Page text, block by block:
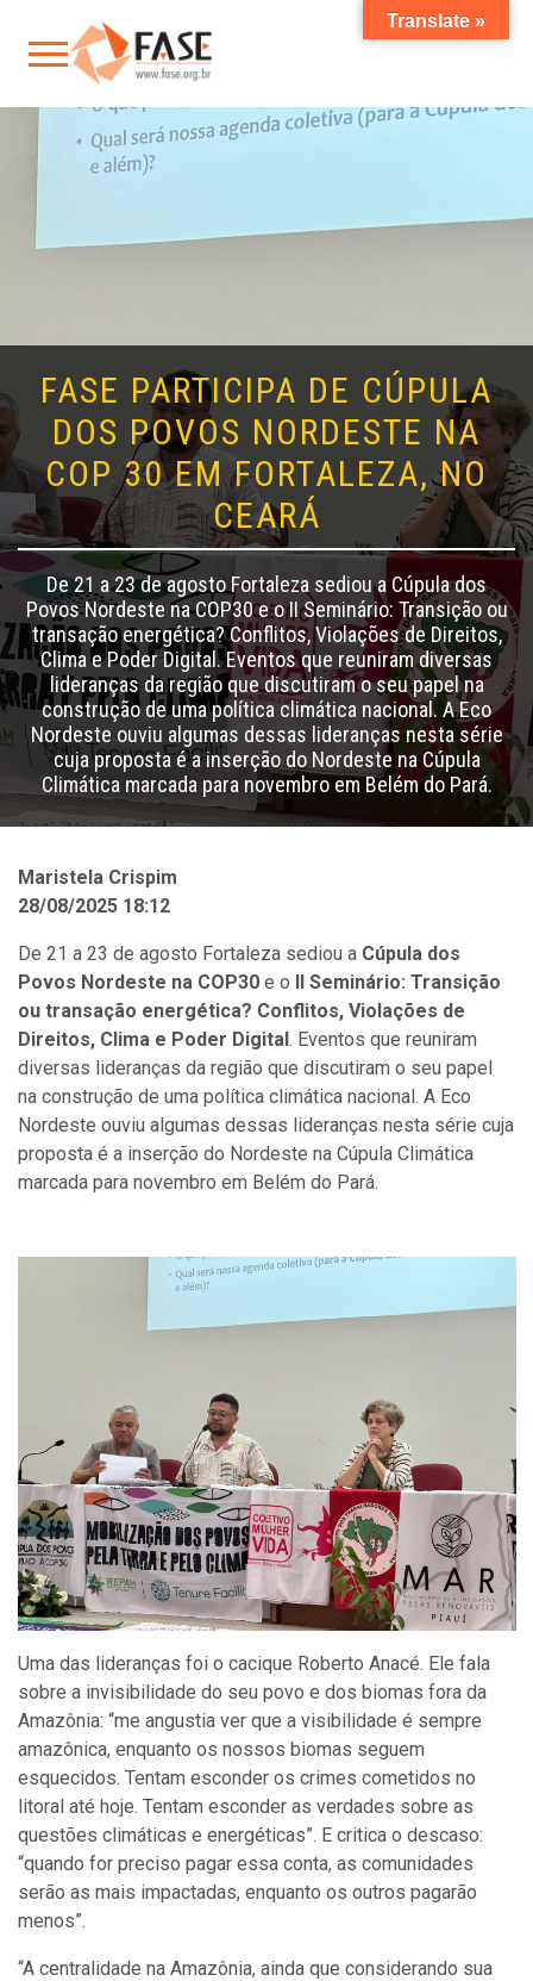
FASE PARTICIPA DE CÚPULA
DOS POVOS NORDESTE NA
COP 30 EM FORTALEZA, NO
CEARÁ
De 21 a 23 de agosto Fortaleza sediou a Cúpula dos
Povos Nordeste na COP30 e o II Seminário: Transição ou
transação energética? Conflitos, Violações de Direitos,
Clima e Poder Digital. Eventos que reuniram diversas
lideranças da região que discutiram o seu papel na
construção de uma política climática nacional. A Eco
Nordeste ouviu algumas dessas lideranças nesta série
cuja proposta é a inserção do Nordeste na Cúpula
Climática marcada para novembro em Belém do Pará.
Maristela Crispim
28/08/2025 18:12
De 21 a 23 de agosto Fortaleza sediou a Cúpula dos
Povos Nordeste na COP30 e o II Seminário: Transição
ou transação energética? Conflitos, Violações de
Direitos, Clima e Poder Digital. Eventos que reuniram
diversas lideranças da região que discutiram o seu papel
na construção de uma política climática nacional. A Eco
Nordeste ouviu algumas dessas lideranças nesta série cuja
proposta é a inserção do Nordeste na Cúpula Climática
marcada para novembro em Belém do Pará.
Uma das lideranças foi o cacique Roberto Anacé. Ele fala
sobre a invisibilidade do seu povo e dos biomas fora da
Amazônia: “me angustia ver que a visibilidade é sempre
amazônica, enquanto os nossos biomas seguem
esquecidos. Tentam esconder os crimes cometidos no
litoral até hoje. Tentam esconder as verdades sobre as
questões climáticas e energéticas”. E critica o descaso:
“quando for preciso pagar essa conta, as comunidades
serão as mais impactadas, enquanto os outros pagarão
menos”.
“A centralidade na Amazônia, ainda que considerando sua
Translate »